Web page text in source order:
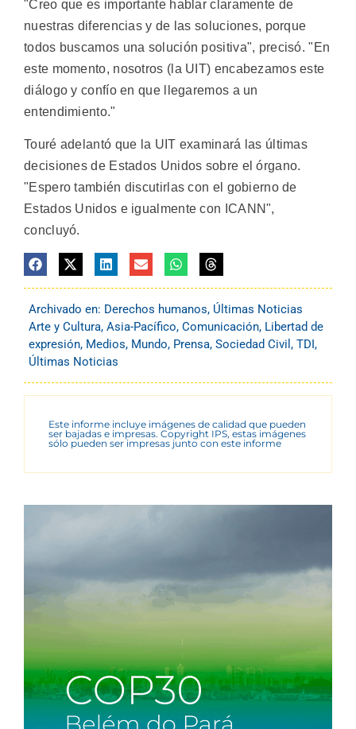
"Creo que es importante hablar claramente de
nuestras diferencias y de las soluciones, porque
todos buscamos una solución positiva", precisó. "En
este momento, nosotros (la UIT) encabezamos este
diálogo y confío en que llegaremos a un
entendimiento."
Touré adelantó que la UIT examinará las últimas
decisiones de Estados Unidos sobre el órgano.
"Espero también discutirlas con el gobierno de
Estados Unidos e igualmente con ICANN",
concluyó.
Archivado en: Derechos humanos, Últimas Noticias
Arte y Cultura, Asia-Pacífico, Comunicación, Libertad de
expresión, Medios, Mundo, Prensa, Sociedad Civil , TDI,
Últimas Noticias
Este informe incluye imágenes de calidad que pueden
ser bajadas e impresas. Copyright IPS, estas imágenes
sólo pueden ser impresas junto con este informe